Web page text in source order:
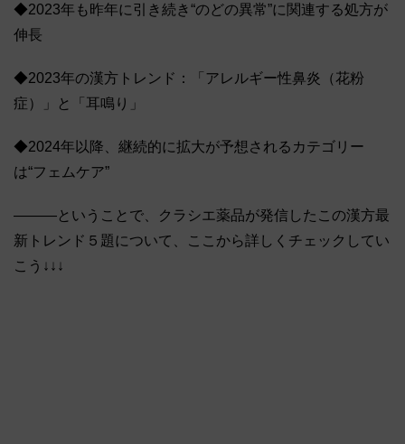
◆2023年も昨年に引き続き“のどの異常”に関連する処方が
伸長
◆2023年の漢方トレンド：「アレルギー性鼻炎（花粉
症）」と「耳鳴り」
◆2024年以降、継続的に拡大が予想されるカテゴリー
は“フェムケア”
―――ということで、クラシエ薬品が発信したこの漢方最
新トレンド５題について、ここから詳しくチェックしてい
こう↓↓↓